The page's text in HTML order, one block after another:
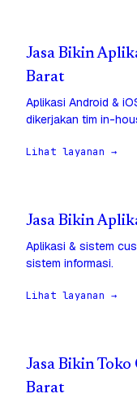
Jasa Bikin
Barat
Aplikasi Android &
dikerjakan tim in-
Lihat layanan →
Jasa Bikin
Aplikasi & sistem
sistem informasi.
Lihat layanan →
Jasa Bikin
Barat